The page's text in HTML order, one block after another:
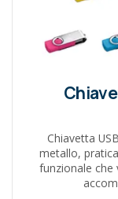
Chiavetta
metallo,
funzionale che